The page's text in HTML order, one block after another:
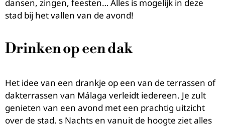
dansen, zingen, feesten… Alles is mogelijk in deze
stad bij het vallen van de avond!
Drinken op een dak
Het idee van een drankje op een van de terrassen of
dakterrassen van Málaga verleidt iedereen. Je zult
genieten van een avond met een prachtig uitzicht
over de stad. s Nachts en vanuit de hoogte ziet alles